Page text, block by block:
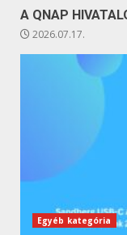
A QNAP
2026.07.17.
Egyéb kategória